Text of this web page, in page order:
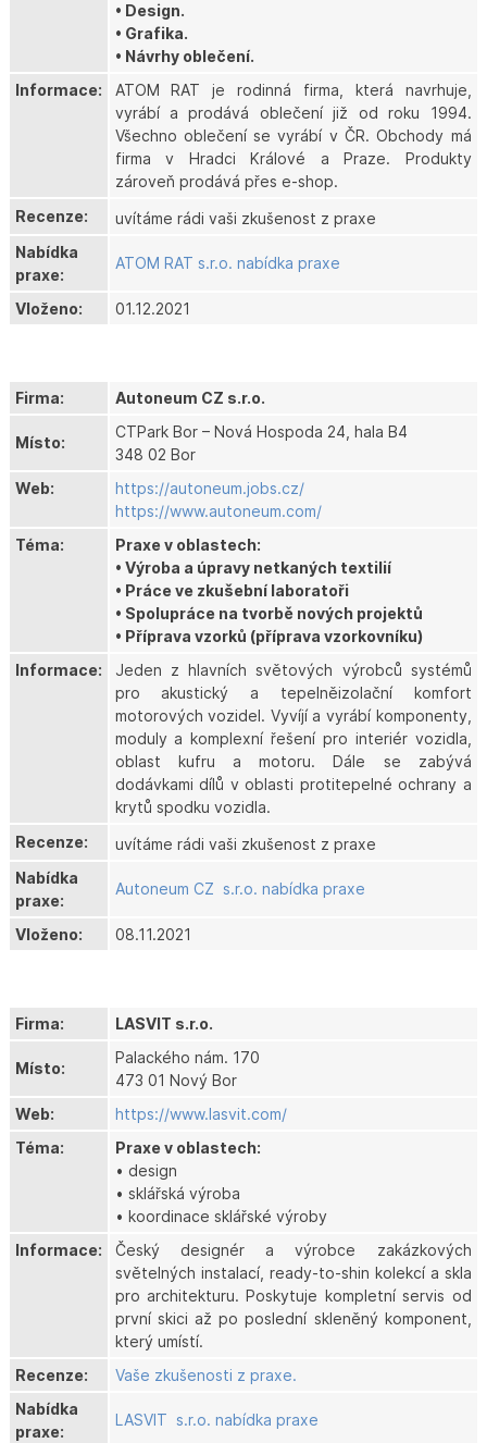
• Design.
• Grafika.
• Návrhy oblečení.
Informace:
ATOM RAT je rodinná firma, která navrhuje,
vyrábí a prodává oblečení již od roku 1994.
Všechno oblečení se vyrábí v ČR. Obchody má
firma v Hradci Králové a Praze. Produkty
zároveň prodává přes e-shop.
Recenze:
uvítáme rádi vaši zkušenost z praxe
Nabídka
praxe:
ATOM RAT s.r.o. nabídka praxe
Vloženo: 01.12.2021
Firma: Autoneum CZ s.r.o.
Místo:
CTPark Bor – Nová Hospoda 24, hala B4
348 02 Bor
Web:
https://autoneum.jobs.cz/
https://www.autoneum.com/
Téma:
Praxe v oblastech:
• Výroba a úpravy netkaných textilií
• Práce ve zkušební laboratoři
• Spolupráce na tvorbě nových projektů
• Příprava vzorků (příprava vzorkovníku)
Informace:
Jeden z hlavních světových výrobců systémů
pro akustický a tepelněizolační komfort
motorových vozidel. Vyvíjí a vyrábí komponenty,
moduly a komplexní řešení pro interiér vozidla,
oblast kufru a motoru. Dále se zabývá
dodávkami dílů v oblasti protitepelné ochrany a
krytů spodku vozidla.
Recenze:
uvítáme rádi vaši zkušenost z praxe
Nabídka
praxe:
Autoneum CZ s.r.o. nabídka praxe
Vloženo: 08.11.2021
Firma: LASVIT s.r.o.
Místo:
Palackého nám. 170
473 01 Nový Bor
Web:
https://www.lasvit.com/
Téma:
Praxe v oblastech:
• design
• sklářská výroba
• koordinace sklářské výroby
Informace:
Český designér a výrobce zakázkových
světelných instalací, ready-to-shin kolekcí a skla
pro architekturu. Poskytuje kompletní servis od
první skici až po poslední skleněný komponent,
který umístí.
Recenze:
Vaše zkušenosti z praxe.
Nabídka
praxe:
LASVIT s.r.o. nabídka praxe